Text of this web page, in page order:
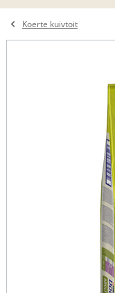
Koerte kuivtoit